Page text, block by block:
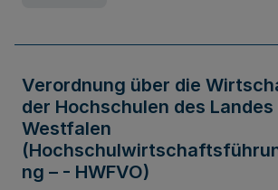
Verordnung über die
der Hochschulen des
Westfalen
ng – - HWFVO)